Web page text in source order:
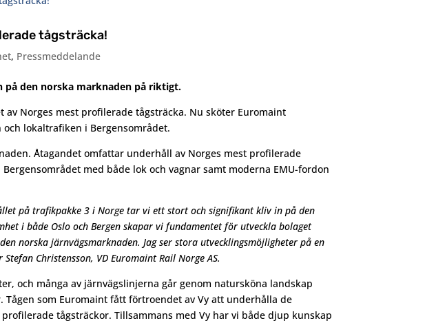
tågsträcka!
, Pressmeddelande
den norska marknaden på riktigt.
Norges mest profilerade tågsträcka. Nu sköter Euromaint
lokaltrafiken i Bergensområdet.
Åtagandet omfattar underhåll av Norges mest profilerade
med både lok och vagnar samt moderna EMU-fordon
på trafikpakke 3 i Norge tar vi ett stort och signifikant kliv in på den
i både Oslo och Bergen skapar vi fundamentet för utveckla bolaget
norska järnvägsmarknaden. Jag ser stora utvecklingsmöjligheter på en
Christensson, VD Euromaint Rail Norge AS.
och många av järnvägslinjerna går genom natursköna landskap
som Euromaint fått förtroendet av Vy att underhålla de
tågsträckor. Tillsammans med Vy har vi både djup kunskap